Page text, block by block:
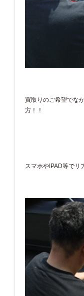
買取りのご希望でな
方！！
スマホやIPAD等でリ